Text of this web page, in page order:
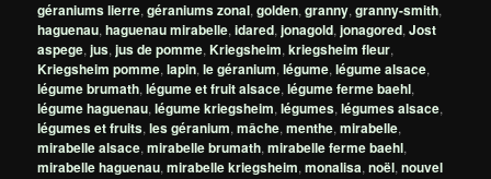
géraniums lierre,géraniums zonal,golden,granny,granny-smith,
haguenau,haguenau mirabelle,idared,jonagold,jonagored,Jost
aspege,jus,jus de pomme,Kriegsheim,kriegsheim fleur,
Kriegsheim pomme,lapin,le géranium,légume,légume alsace,
légume brumath,légume et fruit alsace,légume ferme baehl,
légume haguenau,légume kriegsheim,légumes,légumes alsace,
légumes et fruits,les géranium,mâche,menthe,mirabelle,
mirabelle alsace,mirabelle brumath,mirabelle ferme baehl,
mirabelle haguenau,mirabelle kriegsheim,monalisa,noël,nouvel